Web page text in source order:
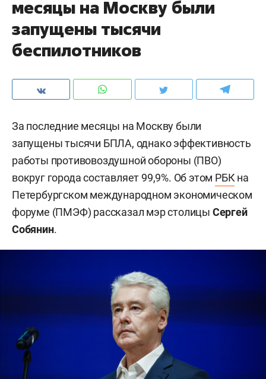
месяцы на Москву были
запущены тысячи
беспилотников
За последние месяцы на Москву были
запущены тысячи БПЛА, однако эффективность
работы противовоздушной обороны (ПВО)
вокруг города составляет 99,9%. Об этом РБК на
Петербургском международном экономическом
форуме (ПМЭФ) рассказал мэр столицы Сергей
Собянин.